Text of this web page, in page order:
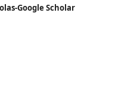
Google Scholar